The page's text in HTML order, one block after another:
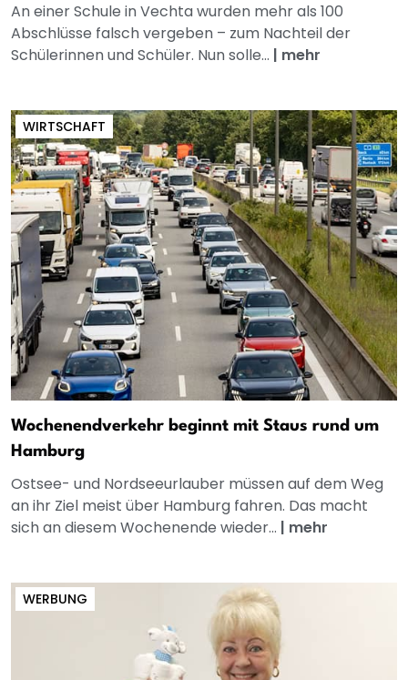
An einer Schule in Vechta wurden mehr als 100
Abschlüsse falsch vergeben – zum Nachteil der
Schülerinnen und Schüler. Nun solle... | mehr
WIRTSCHAFT
Wochenendverkehr beginnt mit Staus rund um
Hamburg
Ostsee- und Nordseeurlauber müssen auf dem Weg
an ihr Ziel meist über Hamburg fahren. Das macht
sich an diesem Wochenende wieder... | mehr
WERBUNG